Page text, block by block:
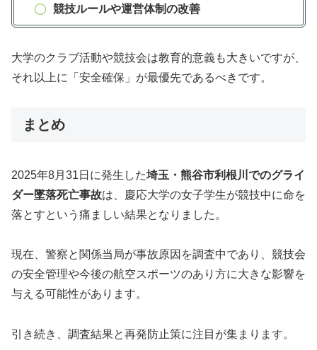
競技ルールや運営体制の改善
大学のクラブ活動や競技会は教育的意義も大きいですが、
それ以上に「安全確保」が最優先であるべきです。
まとめ
2025年8月31日に発生した埼玉・熊谷市利根川でのグライ
ダー墜落死亡事故は、慶応大学の女子学生が競技中に命を
落とすという痛ましい結果となりました。
現在、警察と関係当局が事故原因を調査中であり、競技会
の安全管理や今後の航空スポーツのあり方に大きな影響を
与える可能性があります。
引き続き、調査結果と再発防止策に注目が集まります。